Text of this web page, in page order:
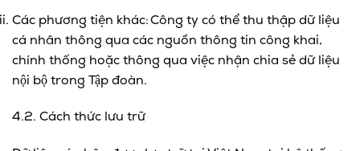
Các phương tiện khác: Công ty có thể thu thập dữ liệu
cá nhân thông qua các nguồn thông tin công khai,
chính thống hoặc thông qua việc nhận chia sẻ dữ liệu
nội bộ trong Tập đoàn.
4.2. Cách thức lưu trữ